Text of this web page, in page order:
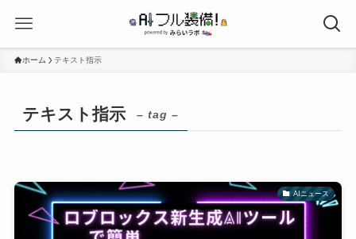
ホーム テキスト指示
テキスト指示 – tag –
AIニュース